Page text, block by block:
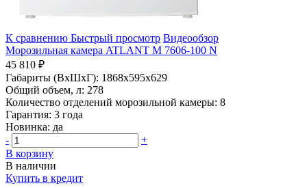
К сравнению Быстрый просмотр Видеообзор
Морозильная камера ATLANT М 7606-100 N
45 810 ₽
Габариты (ВхШхГ): 1868x595x629
Общий объем, л: 278
Количество отделений морозильной камеры: 8
Гарантия: 3 года
Новинка: да
-
+
В корзину
В наличии
Купить в кредит